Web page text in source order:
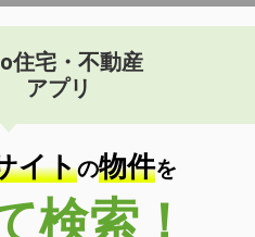
住宅・不動産
アプリ
イトの物件を
検索！